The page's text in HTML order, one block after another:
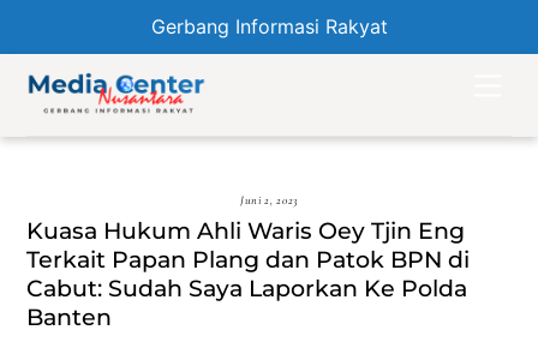
Gerbang Informasi Rakyat
content
Juni 2, 2023
Kuasa Hukum Ahli Waris Oey Tjin Eng
Terkait Papan Plang dan Patok BPN di
Cabut: Sudah Saya Laporkan Ke Polda
Banten